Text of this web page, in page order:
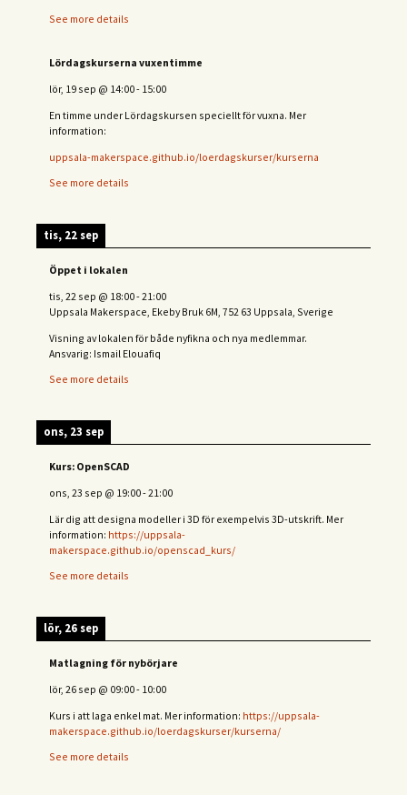
See more details
Lördagskurserna vuxentimme
lör, 19 sep @ 14:00- 15:00
En timme under Lördagskursen speciellt för vuxna. Mer
information:
uppsala-makerspace.github.io/loerdagskurser/kurserna
See more details
tis, 22 sep
Öppet i lokalen
tis, 22 sep @ 18:00-21:00
Uppsala Makerspace, Ekeby Bruk 6M, 752 63 Uppsala, Sverige
Visning av lokalen för både nyfikna och nya medlemmar.
Ansvarig: Ismail Elouafiq
See more details
ons, 23 sep
Kurs: OpenSCAD
ons, 23 sep @ 19:00-21:00
Lär dig att designa modeller i 3D för exempelvis 3D-utskrift. Mer
information: https://uppsala-
makerspace.github.io/openscad_kurs/
See more details
lör, 26 sep
Matlagning för nybörjare
lör, 26 sep @ 09:00- 10:00
Kurs i att laga enkel mat. Mer information: https://uppsala-
makerspace.github.io/loerdagskurser/kurserna/
See more details